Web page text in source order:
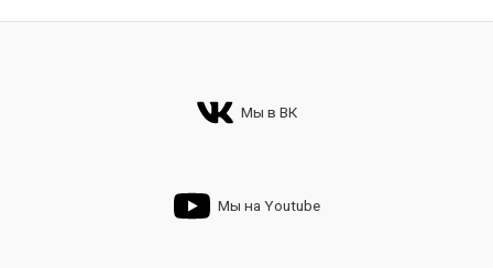
Мы в ВК
Мы на Youtube